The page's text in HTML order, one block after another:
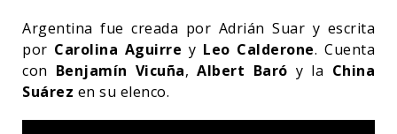
Argentina fue creada por Adrián Suar y escrita
por Carolina Aguirre y Leo Calderone. Cuenta
con Benjamín Vicuña,Albert Baró y la China
Suárez en su elenco.